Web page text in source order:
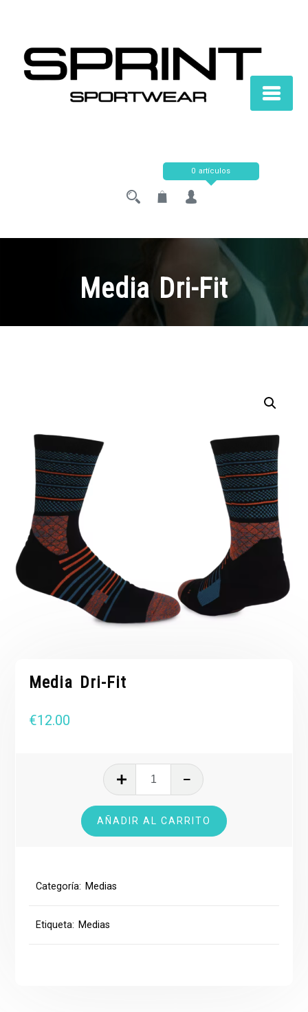
0 artículos
Media Dri-Fit
Media Dri-Fit
€12.00
Fit
cantidad
AÑADIR AL CARRITO
Categoría: Medias
Etiqueta: Medias